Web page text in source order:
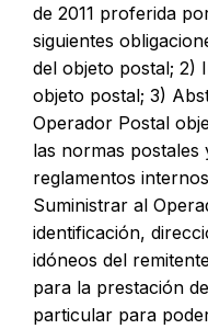
de 2011 proferida
siguientes
del objeto postal; 2)
objeto postal; 3)
Operador Postal
las normas
reglamentos
Suministrar al
identificación,
idóneos del
para la prestación
particular para